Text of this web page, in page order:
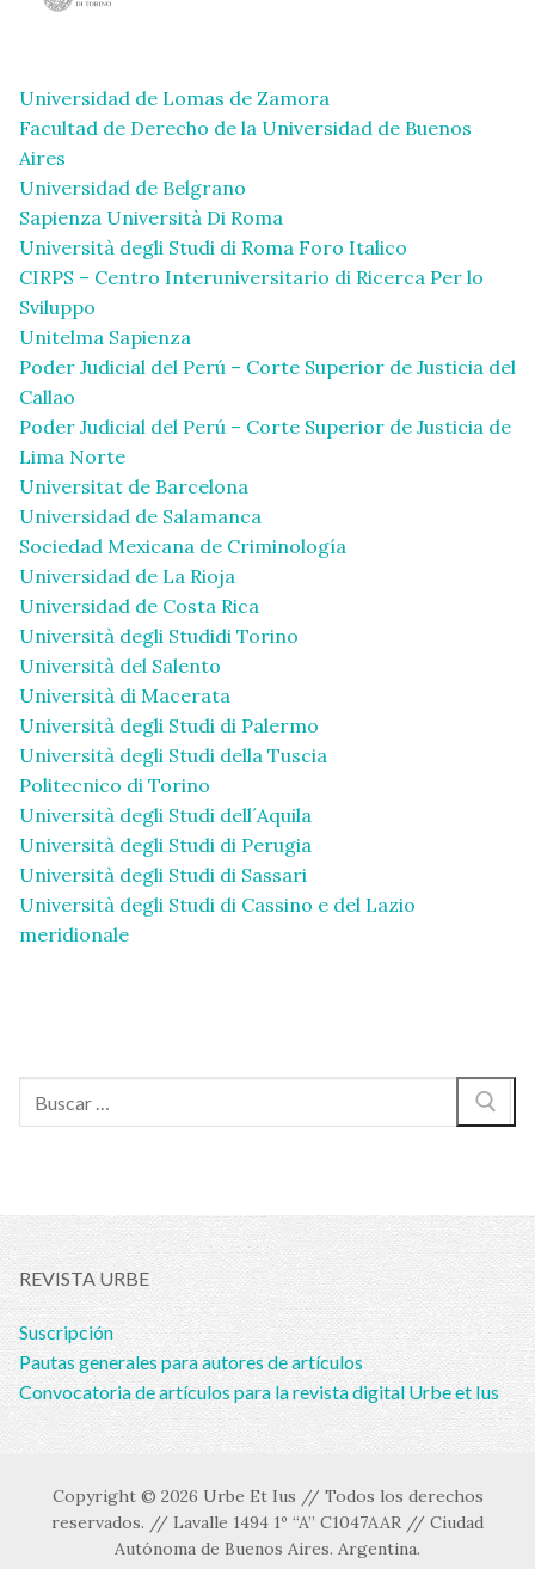
Universidad de Lomas de Zamora
Facultad de Derecho de la Universidad de Buenos
Aires
Universidad de Belgrano
Sapienza Università Di Roma
Università degli Studi di Roma Foro Italico
CIRPS – Centro Interuniversitario di Ricerca Per lo
Sviluppo
Unitelma Sapienza
Poder Judicial del Perú – Corte Superior de Justicia del
Callao
Poder Judicial del Perú – Corte Superior de Justicia de
Lima Norte
Universitat de Barcelona
Universidad de Salamanca
Sociedad Mexicana de Criminología
Universidad de La Rioja
Universidad de Costa Rica
Università degli Studidi Torino
Università del Salento
Università di Macerata
Università degli Studi di Palermo
Università degli Studi della Tuscia
Politecnico di Torino
Università degli Studi dell´Aquila
Università degli Studi di Perugia
Università degli Studi di Sassari
Università degli Studi di Cassino e del Lazio
meridionale
REVISTA URBE
Suscripción
Pautas generales para autores de artículos
Convocatoria de artículos para la revista digital Urbe et Ius
Copyright © 2026 Urbe Et Ius // Todos los derechos
reservados. // Lavalle 1494 1º “A” C1047AAR // Ciudad
Autónoma de Buenos Aires. Argentina.